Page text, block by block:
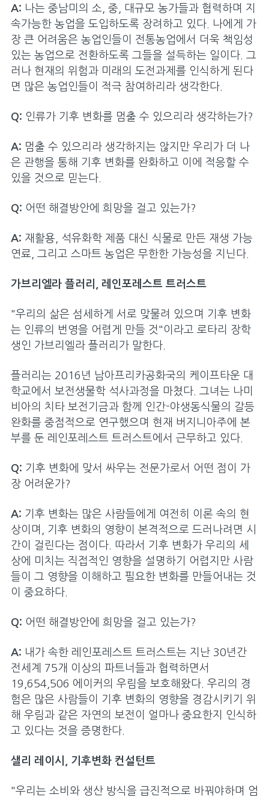
A: 나는 중남미의 소, 중, 대규모 농가들과 협력하며 지
속가능한 농업을 도입하도록 장려하고 있다. 나에게 가
장 큰 어려움은 농업인들이 전통농업에서 더욱 책임성
있는 농업으로 전환하도록 그들을 설득하는 일이다. 그
러나 현재의 위험과 미래의 도전과제를 인식하게 된다
면 많은 농업인들이 적극 참여하리라 생각한다.
Q: 인류가 기후 변화를 멈출 수 있으리라 생각하는가?
A: 멈출 수 있으리라 생각하지는 않지만 우리가 더 나
은 관행을 통해 기후 변화를 완화하고 이에 적응할 수
있을 것으로 믿는다.
Q: 어떤 해결방안에 희망을 걸고 있는가?
A: 재활용, 석유화학 제품 대신 식물로 만든 재생 가능
연료, 그리고 스마트 농업은 무한한 가능성을 지닌다.
가브리엘라 플러리, 레인포레스트 트러스트
"우리의 삶은 섬세하게 서로 맞물려 있으며 기후 변화
는 인류의 번영을 어렵게 만들 것"이라고 로타리 장학
생인 가브리엘라 플러리가 말한다.
플러리는 2016년 남아프리카공화국의 케이프타운 대
학교에서 보전생물학 석사과정을 마쳤다. 그녀는 나미
비아의 치타 보전기금과 함께 인간-야생동식물의 갈등
완화를 중점적으로 연구했으며 현재 버지니아주에 본
부를 둔 레인포레스트 트러스트에서 근무하고 있다.
Q: 기후 변화에 맞서 싸우는 전문가로서 어떤 점이 가
장 어려운가?
A: 기후 변화는 많은 사람들에게 여전히 이론 속의 현
상이며, 기후 변화의 영향이 본격적으로 드러나려면 시
간이 걸린다는 점이다. 따라서 기후 변화가 우리의 세
상에 미치는 직접적인 영향을 설명하기 어렵지만 사람
들이 그 영향을 이해하고 필요한 변화를 만들어내는 것
이 중요하다.
Q: 어떤 해결방안에 희망을 걸고 있는가?
A: 내가 속한 레인포레스트 트러스트는 지난 30년간
전세계 75개 이상의 파트너들과 협력하면서
19,654,506 에이커의 우림을 보호해왔다. 우리의 경
험은 많은 사람들이 기후 변화의 영향을 경감시키기 위
해 우림과 같은 자연의 보전이 얼마나 중요한지 인식하
고 있다는 것을 증명한다.
샐리 레이시, 기후변화 컨설턴트
"우리는 소비와 생산 방식을 급진적으로 바꿔야하며 엄